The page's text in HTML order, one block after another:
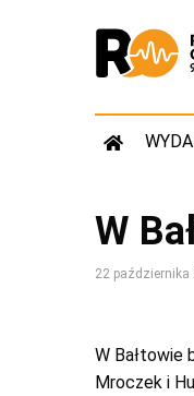
W
22 października
W Bałtowie
Mroczek i